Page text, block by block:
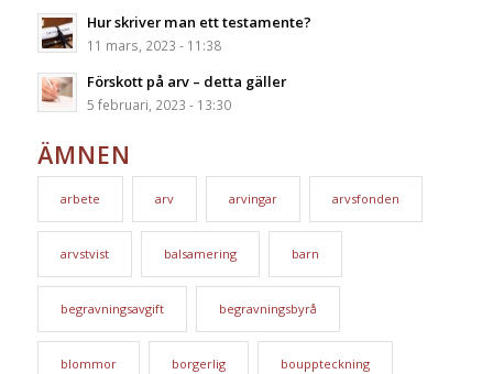
Hur skriver man ett testamente?
11 mars, 2023 - 11:38
Förskott på arv – detta gäller
5 februari, 2023 - 13:30
ÄMNEN
arbete arv arvingar arvsfonden
arvstvist balsamering barn
begravningsavgift begravningsbyrå
blommor borgerlig bouppteckning